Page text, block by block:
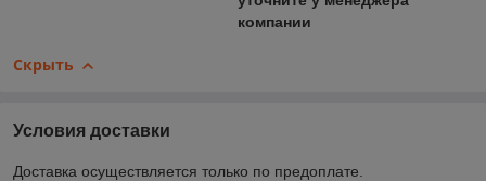
компании
Скрыть
Условия доставки
Доставка осуществляется только по предоплате.